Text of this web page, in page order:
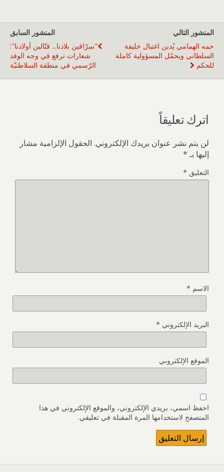
المنشور السابق
"سرّاقين بلادنا... قتّالين أولادنا":
شعارات ترفع في وجه الوفد
الرّسمي في منطقة السلاطنيّة
المنشور التالي
حمه الهمامي يُدين اغتيال خليفة
السلطاني ويحمّل المسؤولية كاملة
للحكم
اترك تعليقاً
لن يتم نشر عنوان بريدك الإلكتروني. الحقول الإلزامية مشار
إليها بـ*
التعليق *
الاسم *
البريد الإلكتروني *
الموقع الإلكتروني
احفظ اسمي، بريدي الإلكتروني، والموقع الإلكتروني في هذا
المتصفح لاستخدامها المرة المقبلة في تعليقي.